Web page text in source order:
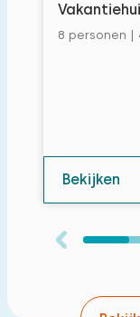
8 personen |
Bekijken